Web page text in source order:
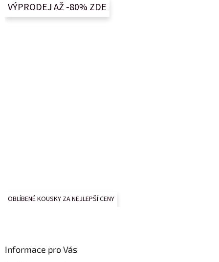
VÝPRODEJ AŽ -80% ZDE
OBLÍBENÉ KOUSKY ZA NEJLEPŠÍ CENY
Informace pro Vás